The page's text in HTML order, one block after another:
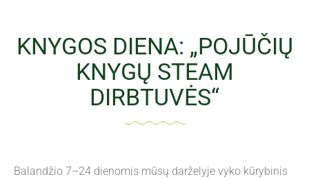
KNYGOS DIENA: „POJŪČIŲ
KNYGŲ STEAM
DIRBTUVĖS“
Balandžio 7–24 dienomis mūsų darželyje vyko kūrybinis